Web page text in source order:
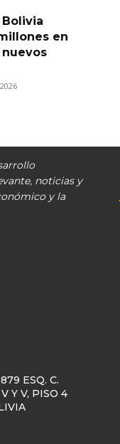
en
noticias y
y la
ESQ. C.
Y V, PISO 4